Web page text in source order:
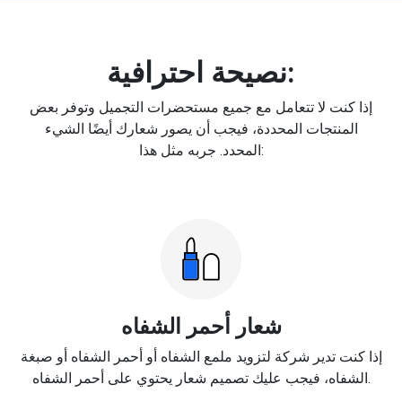
نصيحة احترافية:
إذا كنت لا تتعامل مع جميع مستحضرات التجميل وتوفر بعض
المنتجات المحددة، فيجب أن يصور شعارك أيضًا الشيء
المحدد. جربه مثل هذا:
شعار أحمر الشفاه
إذا كنت تدير شركة لتزويد ملمع الشفاه أو أحمر الشفاه أو صبغة
الشفاه، فيجب عليك تصميم شعار يحتوي على أحمر الشفاه.